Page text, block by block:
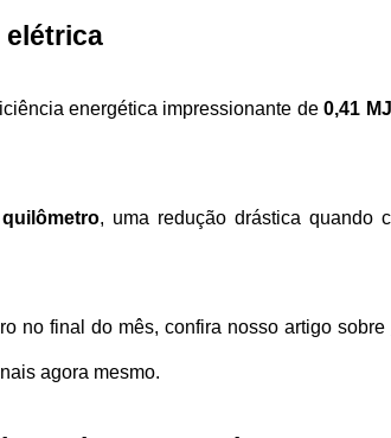
elétrica
energética impressionante de 0,41
, uma redução drástica quando
no final do mês, confira nosso artigo sobre
agora mesmo.